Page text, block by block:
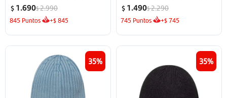
$ 1.690$2.990
845 Puntos +$845
$ 1.490$2.290
745 Puntos +$745
35 35